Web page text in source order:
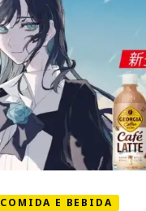
COMIDA E BEBIDA